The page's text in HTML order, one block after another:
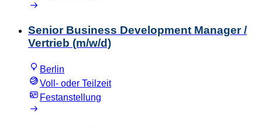
Senior Business Development Manager /
Vertrieb (m/w/d)
Berlin
Voll- oder Teilzeit
Festanstellung